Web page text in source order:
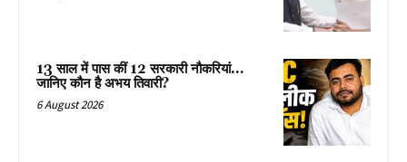
13 साल में पास कीं 12 सरकारी नौकरियां…
जान‍िए कौन है अभय तिवारी?
6 August 2026